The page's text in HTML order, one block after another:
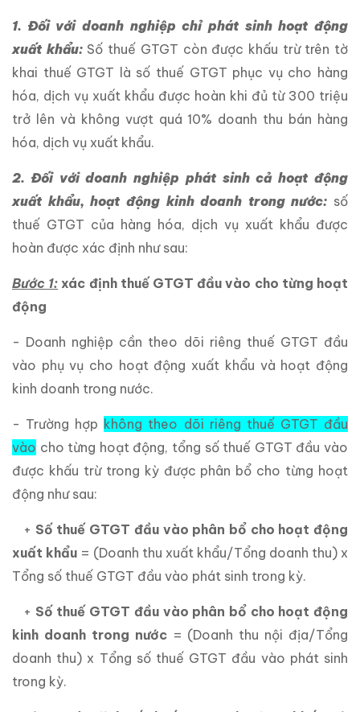
1. Đối với doanh nghiệp chỉ phát sinh hoạt động
xuất khẩu:Số thuế GTGT còn được khấu trừ trên tờ
khai thuế GTGT là số thuế GTGT phục vụ cho hàng
hóa, dịch vụ xuất khẩu được hoàn khi đủ từ 300 triệu
trở lên và không vượt quá 10% doanh thu bán hàng
hóa, dịch vụ xuất khẩu.
2. Đối với doanh nghiệp phát sinh cả hoạt động
xuất khẩu, hoạt động kinh doanh trong nước: số
thuế GTGT của hàng hóa, dịch vụ xuất khẩu được
hoàn được xác định như sau:
Bước 1: xác định thuế GTGT đầu vào cho từng hoạt
động
- Doanh nghiệp cần theo dõi riêng thuế GTGT đầu
vào phụ vụ cho hoạt động xuất khẩu và hoạt động
kinh doanh trong nước.
- Trường hợp không theo dõi riêng thuế GTGT đầu
vào cho từng hoạt động, tổng số thuế GTGT đầu vào
được khấu trừ trong kỳ được phân bổ cho từng hoạt
động như sau:
+ Số thuế GTGT đầu vào phân bổ cho hoạt động
xuất khẩu = (Doanh thu xuất khẩu/Tổng doanh thu) x
Tổng số thuế GTGT đầu vào phát sinh trong kỳ.
+ Số thuế GTGT đầu vào phân bổ cho hoạt động
kinh doanh trong nước= (Doanh thu nội địa/Tổng
doanh thu) x Tổng số thuế GTGT đầu vào phát sinh
trong kỳ.